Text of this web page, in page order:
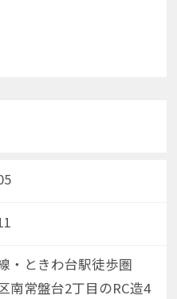
・ときわ台駅徒歩圏
南常盤台2丁目のRC造4